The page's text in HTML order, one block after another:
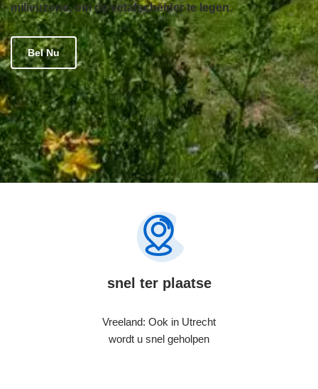
milieuzone, om de vetafscheider te legen.
Bel Nu
snel ter plaatse
Vreeland: Ook in Utrecht
wordt u snel geholpen